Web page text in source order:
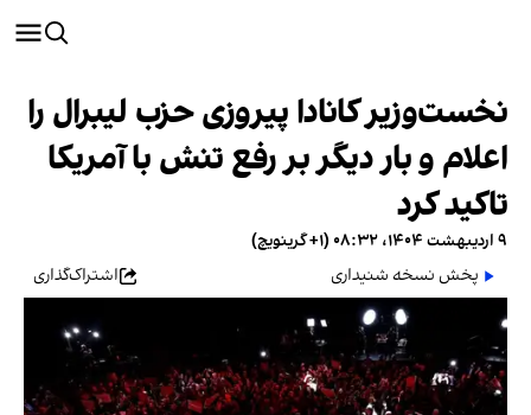
نخست‌وزیر کانادا پیروزی حزب لیبرال را
اعلام و بار دیگر بر رفع تنش با آمریکا
تاکید کرد
۹ اردیبهشت ۱۴۰۴، ۰۸:۳۲ (‎+۱ گرینویچ)
پخش نسخه شنیداری
اشتراک‌گذاری